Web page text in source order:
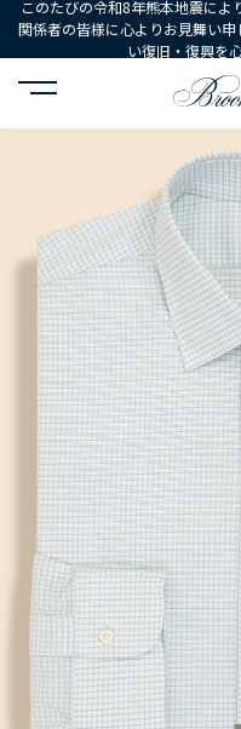
このたびの令和8年熊本地震に
関係者の皆様に心よりお見舞い
い復旧・復興を
HOME ウェア